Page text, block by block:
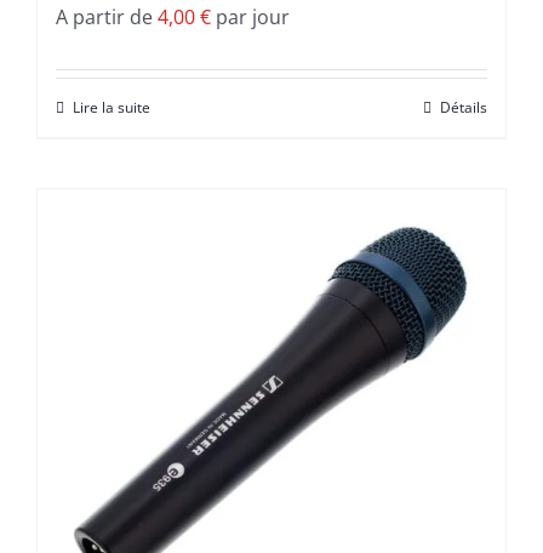
A partir de4,00€ par jour
Lire la suite Détails